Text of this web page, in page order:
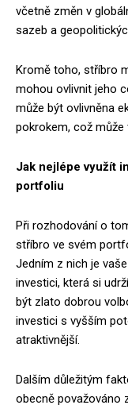
včetně změn v
sazeb a
Kromě toho, stříbro
mohou ovlivnit jeho
může být ovlivněna
pokrokem, což
Jak nejlépe využít
portfoliu
Při rozhodování o
stříbro ve svém
Jedním z nich je
investici, která si
být zlato dobrou
investici s vyšším
atraktivnější.
Dalším důležitým
obecně považováno